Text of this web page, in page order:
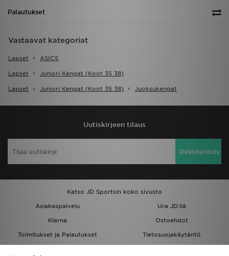
Palautukset
Vastaavat kategoriat
Lapset ASICS
Lapset Juniori Kengat (koot 35 38)
Lapset Juniori Kengat (koot 35 38) Juoksukengat
Uutiskirjeen tilaus
Rekisteröidy
Katso JD Sportsin koko sivusto
Asiakaspalvelu
Ura JD:llä
Klarna
Ostoehdot
Toimitukset ja Palautukset
Tietosuojakäytäntö